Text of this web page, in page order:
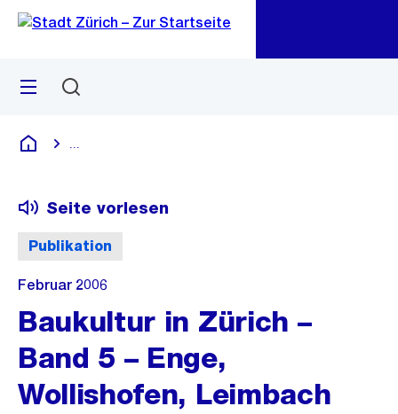
Navigation
Sprunglink
Menü
Deutsch
Publikation
Seite vorlesen
Februar 2006
Baukultur in Zürich –
Band 5 – Enge,
Wollishofen, Leimbach